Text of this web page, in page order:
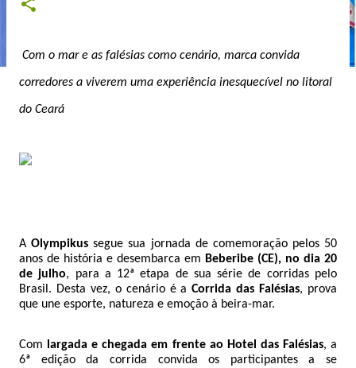
Com o mar e as falésias como cenário, marca convida
corredores a viverem uma experiência inesquecível no litoral
do Ceará
AOlympikus segue sua jornada de comemoração pelos 50
anos de história e desembarca em Beberibe (CE), no dia 20
de julho, para a 12ª etapa de sua série de corridas pelo
Brasil. Desta vez, o cenário é aCorrida das Falésias, prova
que une esporte, natureza e emoção à beira-mar.
Com largada e chegada em frente ao Hotel das Falésias, a
6ª edição da corrida convida os participantes a se